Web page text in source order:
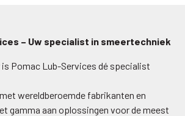
– Uw specialist in smeertechniek
is Pomac Lub-Services dé specialist
wereldberoemde fabrikanten en
gamma aan oplossingen voor de meest